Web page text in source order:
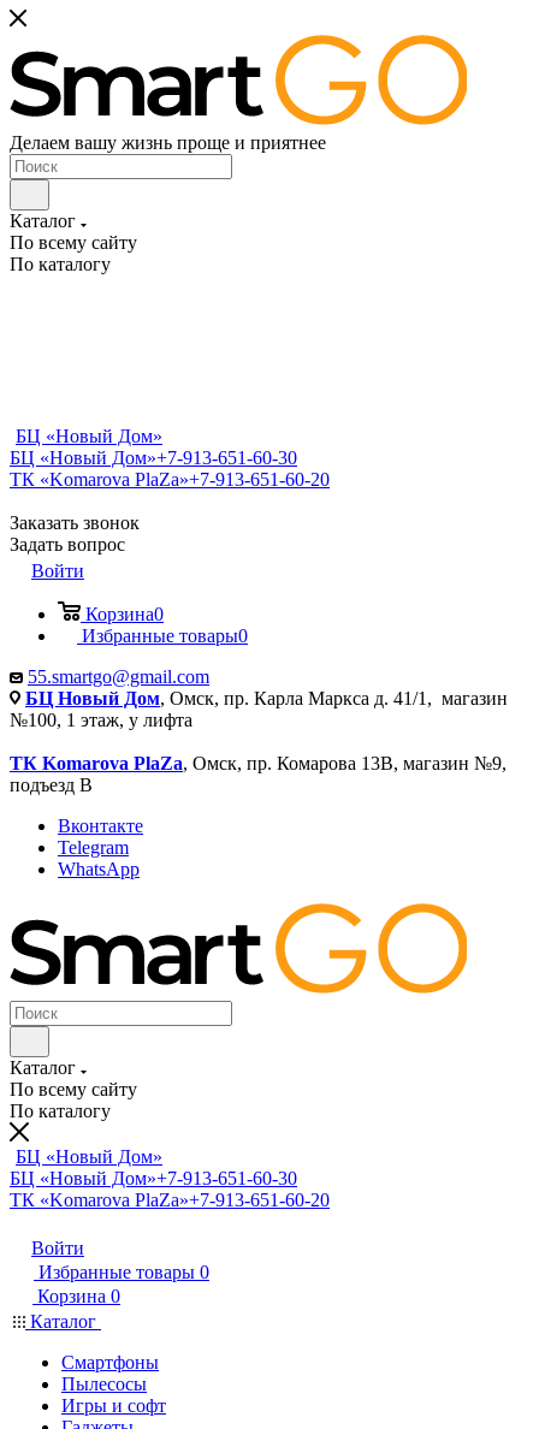
Делаем вашу жизнь проще и приятнее
Каталог
По всему сайту
По каталогу
БЦ «Новый Дом»
БЦ «Новый Дом»+7-913-651-60-30
ТК «Komarova PlaZa»+7-913-651-60-20
Заказать звонок
Задать вопрос
Войти
Корзина0
Избранные товары0
55.smartgo@gmail.com
БЦ Новый Дом, Омск, пр. Карла Маркса д. 41/1, магазин
№100, 1 этаж, у лифта
ТК Komarova PlaZa, Омск, пр. Комарова 13В, магазин №9,
подъезд В
Вконтакте
Telegram
WhatsApp
Каталог
По всему сайту
По каталогу
БЦ «Новый Дом»
БЦ «Новый Дом»+7-913-651-60-30
ТК «Komarova PlaZa»+7-913-651-60-20
Войти
Избранные товары 0
Корзина 0
Каталог
Смартфоны
Пылесосы
Игры и софт